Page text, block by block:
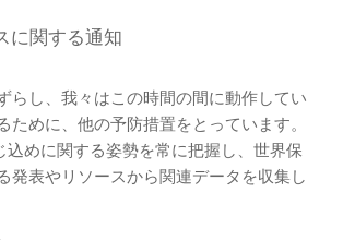
に関する通知
らし、我々はこの時間の間に動作してい
ために、他の予防措置をとっています。
込めに関する姿勢を常に把握し、世界保
発表やリソースから関連データを収集し